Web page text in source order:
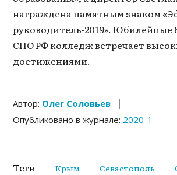
награждена памятным знаком
руководитель-2019». Юбилейные
СПО РФ колледж встречает
достижениями.
Автор: Олег Соловьев |
Опубликовано в журнале: 2020-1
Теги Крым Севастополь